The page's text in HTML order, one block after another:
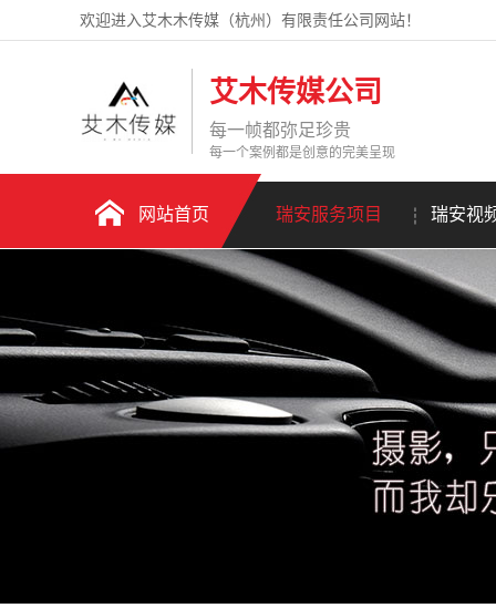
欢迎进入艾木木传媒（杭州）有限责任公司网站！
艾木传媒公司
每一帧都弥足珍贵
每一个案例都是创意的完美呈现
网站首页 瑞安服务项目 瑞安视